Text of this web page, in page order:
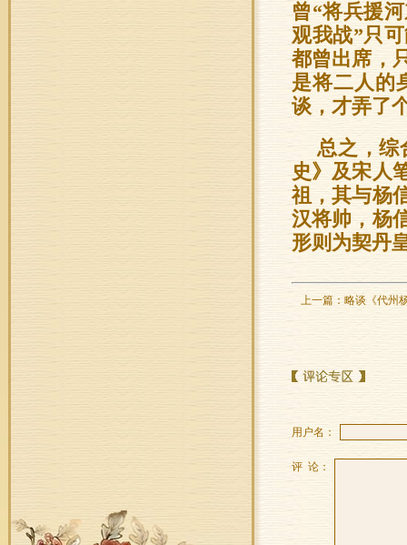
曾“将兵援
观我战”只
都曾出席，
是将二人的
谈，才弄了
总之，综
史》及宋人
祖，其与杨
汉将帅，杨
形则为契丹
上一篇： 略谈《代州
用户名：
评 论：